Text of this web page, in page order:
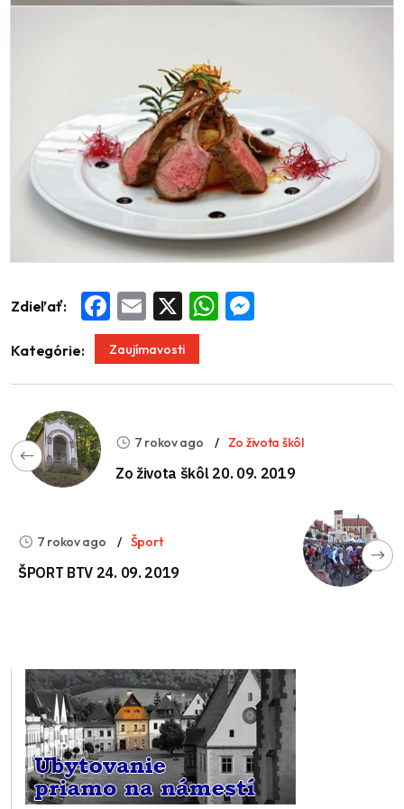
Zdieľať: Facebook
Email WhatsApp
Kategórie: Zaujímavosti
7 rokov ago Zo života škôl
Zo života škôl 20. 09. 2019
7 rokov ago Šport
ŠPORT BTV 24. 09. 2019